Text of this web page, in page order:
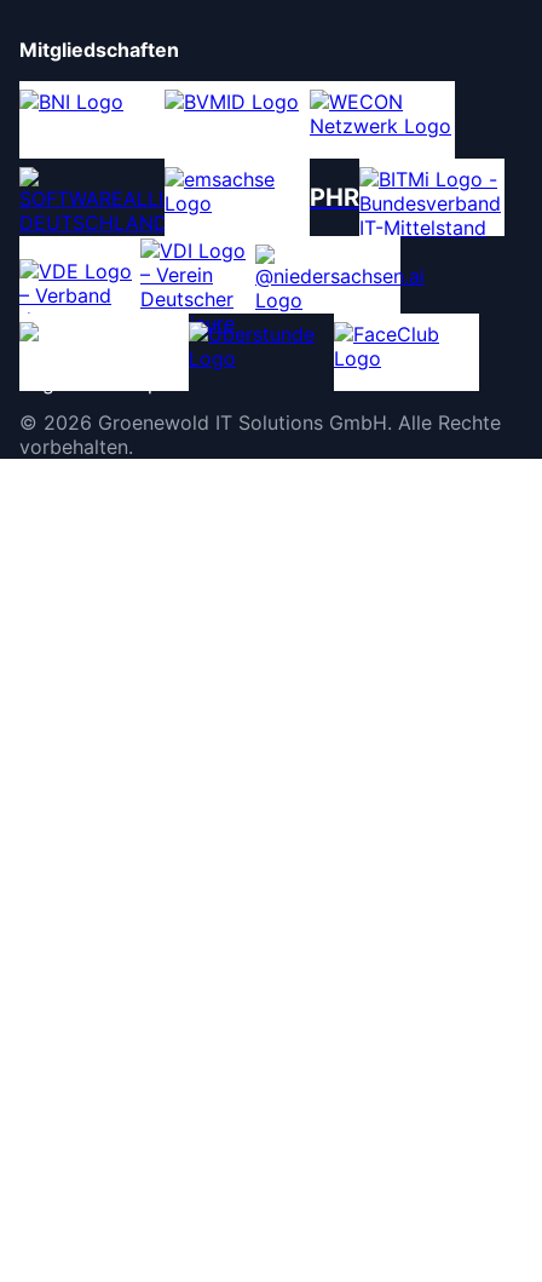
Mitgliedschaften
PHR
© 2026 Groenewold IT Solutions GmbH. Alle Rechte
vorbehalten.